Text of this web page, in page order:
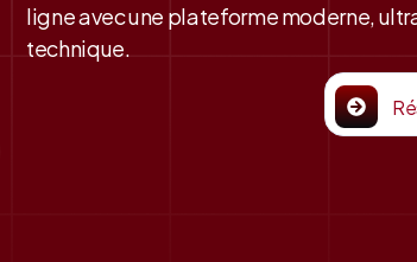
ligne avec une plateforme moderne,
technique.